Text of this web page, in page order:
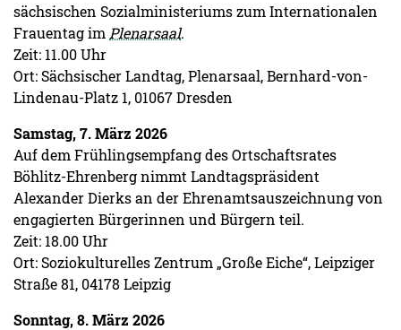
sächsischen Sozialministeriums zum Internationalen
Frauentag im Plenarsaal.
Zeit: 11.00 Uhr
Ort: Sächsischer Landtag, Plenarsaal, Bernhard-von-
Lindenau-Platz 1, 01067 Dresden
Samstag, 7. März 2026
Auf dem Frühlingsempfang des Ortschaftsrates
Böhlitz-Ehrenberg nimmt Landtagspräsident
Alexander Dierks an der Ehrenamtsauszeichnung von
engagierten Bürgerinnen und Bürgern teil.
Zeit: 18.00 Uhr
Ort: Soziokulturelles Zentrum „Große Eiche“, Leipziger
Straße 81, 04178 Leipzig
Sonntag, 8. März 2026